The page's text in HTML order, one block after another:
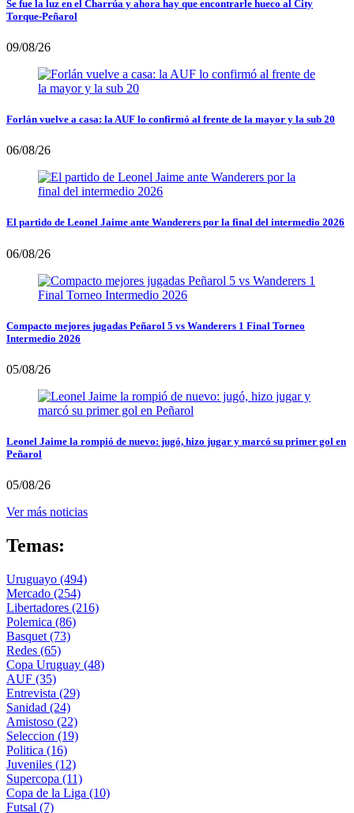
Se fue la luz en el Charrúa y ahora hay que encontrarle hueco al City
Torque-Peñarol
09/08/26
Forlán vuelve a casa: la AUF lo confirmó al frente de la mayor y la sub 20
06/08/26
El partido de Leonel Jaime ante Wanderers por la final del intermedio 2026
06/08/26
Compacto mejores jugadas Peñarol 5 vs Wanderers 1 Final Torneo
Intermedio 2026
05/08/26
Leonel Jaime la rompió de nuevo: jugó, hizo jugar y marcó su primer gol en
Peñarol
05/08/26
Ver más noticias
Temas:
Uruguayo (494)
Mercado (254)
Libertadores (216)
Polemica (86)
Basquet (73)
Redes (65)
Copa Uruguay (48)
AUF (35)
Entrevista (29)
Sanidad (24)
Amistoso (22)
Seleccion (19)
Politica (16)
Juveniles (12)
Supercopa (11)
Copa de la Liga (10)
Futsal (7)